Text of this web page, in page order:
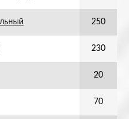
250
230
20
70